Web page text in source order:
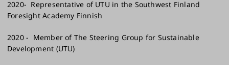
2020- Representative of UTU in the Southwest Finland
Foresight Academy Finnish
2020 - Member of The Steering Group for Sustainable
Development (UTU)